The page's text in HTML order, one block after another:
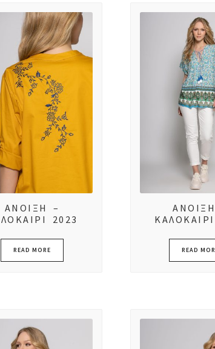
low
high
ΑΝΟΙΞΗ –
2023
READ MORE READ